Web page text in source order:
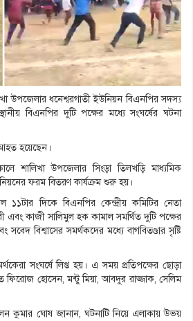
উপজেলার ধনেশ্বরগাতী ইউনিয়ন বিএনপির সদস্য
বিএনপির দুটি পক্ষের মধ্যে সংঘর্ষের ঘটনা
হয়েছেন।
শালিখা উপজেলার সিংড়া তিলখড়ি মাধ্যমিক
ফরম বিতরণ কার্যক্রম শুরু হয়।
১১টার দিকে বিএনপির কেন্দ্রীয় কমিটির নেতা
এবং কাজী সালিমুল হক কামাল সমর্থিত দুটি পক্ষের
সবেদ বিশ্বাসের সমর্থকদের মধ্যে বাগবিতণ্ডার সৃষ্টি
সংঘর্ষে লিপ্ত হয়। এ সময় প্রতিপক্ষের ছোড়া
ফিরোজ হোসেন, মন্টু মিয়া, আবদুর রাজ্জাক, সেলিম
কুমার ঘোষ জানান, ঘটনাটি নিয়ে এলাকায় উভয়